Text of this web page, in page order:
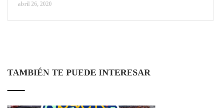
abril 26, 2020
TAMBIÉN TE PUEDE INTERESAR